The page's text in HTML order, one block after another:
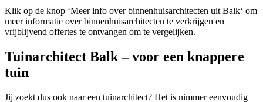
Klik op de knop ‘Meer info over binnenhuisarchitecten uit Balk‘ om
meer informatie over binnenhuisarchitecten te verkrijgen en
vrijblijvend offertes te ontvangen om te vergelijken.
Tuinarchitect Balk – voor een knappere
tuin
Jij zoekt dus ook naar een tuinarchitect? Het is nimmer eenvoudig